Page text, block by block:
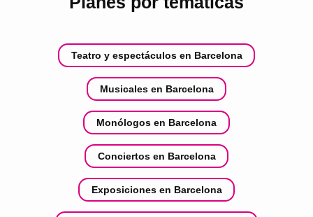
Teatro y espectáculos en Barcelona
Musicales en Barcelona
Monólogos en Barcelona
Conciertos en Barcelona
Exposiciones en Barcelona